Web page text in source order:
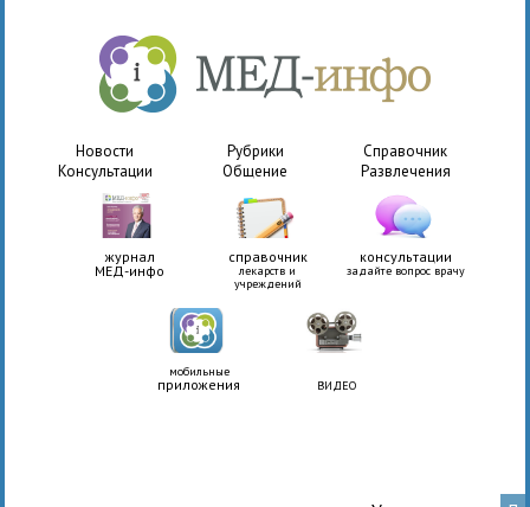
Новости Рубрики
Справочник
Консультации
Общение Развлечения
журнал
МЕД-инфо
справочник
лекарств и
учреждений
консультации
задайте вопрос врачу
мобильные
приложения ВИДЕО